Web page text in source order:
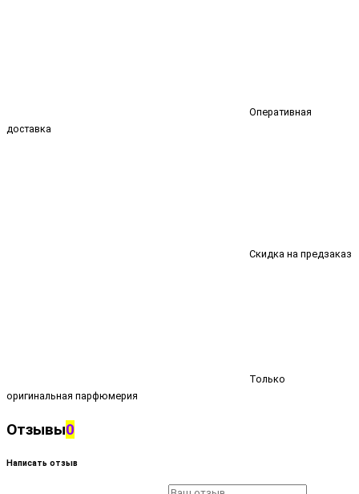
Оперативная
доставка
Скидка на предзаказ
Только
оригинальная парфюмерия
Отзывы0
Написать отзыв